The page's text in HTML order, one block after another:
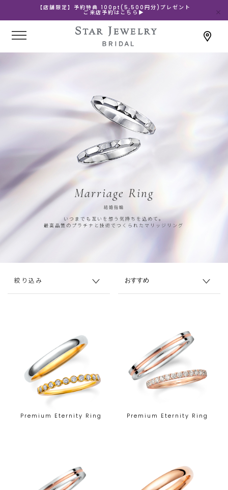
【店舗限定】予約特典 100pt(5,500円分)プレゼント
ご来店予約はこちら▶
Marriage Ring
結婚指輪
いつまでも互いを想う気持ちを込めて。
最高品質のプラチナと技術でつくられたマリッジリング
絞り込み
Premium Eternity Ring Premium Eternity Ring